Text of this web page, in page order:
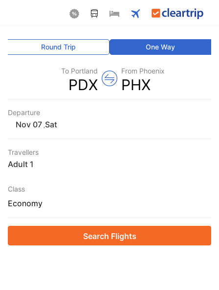
One Way
Round Trip
From Phoenix
PHX
To Portland
PDX
Departure
Sat
Travellers
1 Adult
Class
Economy